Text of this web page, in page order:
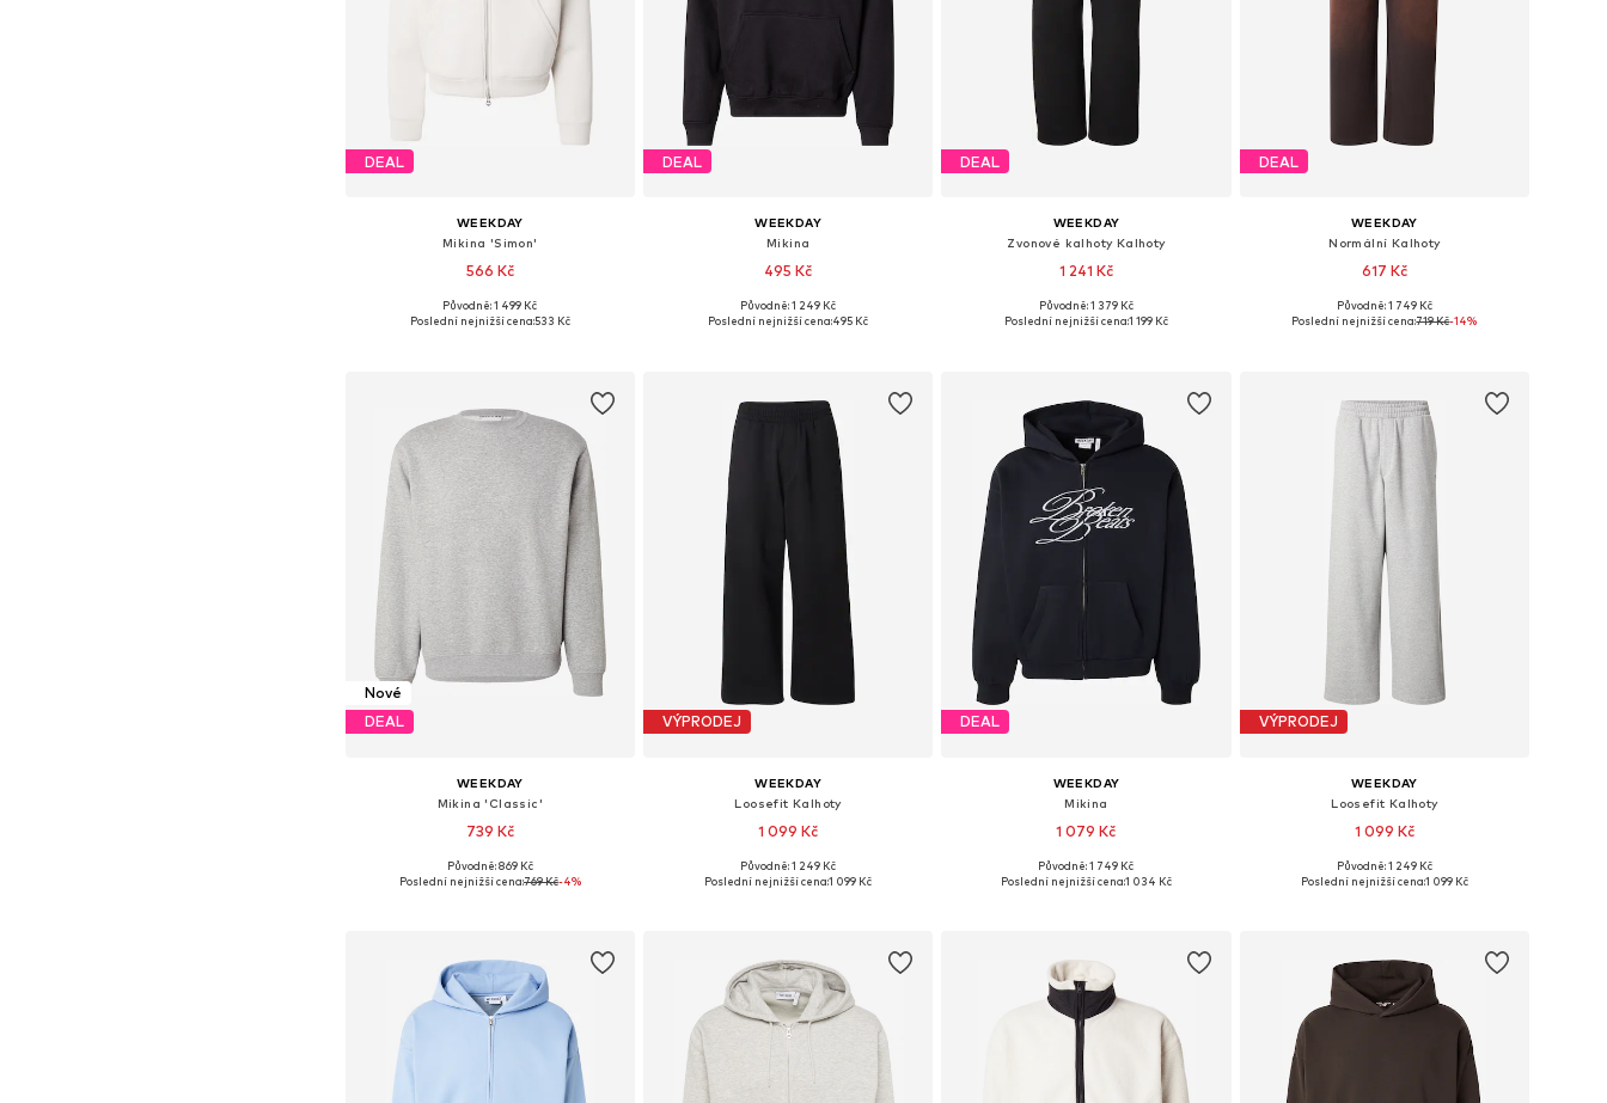
DEAL
WEEKDAY
Mikina 'Simon'
566 Kč
Dostupné velikosti: XS, S, M, L, XL
Původně: 1 499 Kč
Poslední nejnižší cena:533 Kč
DEAL
WEEKDAY
Mikina
495 Kč
Dostupné velikosti: XS, S, M, L
Původně: 1 249 Kč
Poslední nejnižší cena:495 Kč
DEAL
WEEKDAY
Zvonové kalhoty Kalhoty
1 241 Kč
Dostupné velikosti: 31-32, 33, 34, 35-36
Původně: 1 379 Kč
Poslední nejnižší cena:1 199 Kč
DEAL
WEEKDAY
Normální Kalhoty
617 Kč
Dostupné velikosti: 29-30, 31-32, 35-36
Původně: 1 749 Kč
Poslední nejnižší cena:719 Kč-14%
Nové
DEAL
WEEKDAY
Mikina 'Classic'
739 Kč
Dostupné velikosti: XS, S, M, L, XL
Původně: 869 Kč
Poslední nejnižší cena:769 Kč-4%
VÝPRODEJ
WEEKDAY
Loosefit Kalhoty
1 099 Kč
Dostupné v mnoha velikostech
Původně: 1 249 Kč
Poslední nejnižší cena:1 099 Kč
DEAL
WEEKDAY
Mikina
1 079 Kč
Dostupné velikosti: XS, S, M, L, XL
Původně: 1 749 Kč
Poslední nejnižší cena:1 034 Kč
VÝPRODEJ
WEEKDAY
Loosefit Kalhoty
1 099 Kč
Dostupné v mnoha velikostech
Původně: 1 249 Kč
Poslední nejnižší cena:1 099 Kč